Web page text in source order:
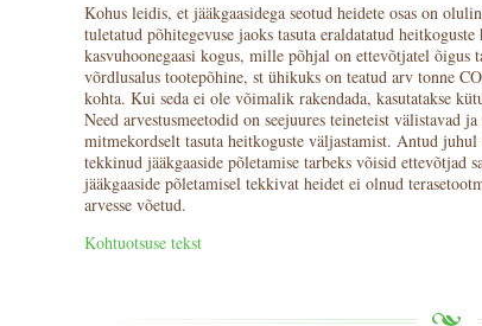
Kohus leidis, et jääkgaasidega seotud heidete osas on
tuletatud põhitegevuse jaoks tasuta eraldatatud
kasvuhoonegaasi kogus, mille põhjal on ettevõtjatel õigus
võrdlusalus tootepõhine, st ühikuks on teatud arv tonne
kohta. Kui seda ei ole võimalik rakendada, kasutatakse
Need arvestusmeetodid on seejuures teineteist välistavad
mitmekordselt tasuta heitkoguste väljastamist. Antud juhul
tekkinud jääkgaaside põletamise tarbeks võisid ettevõtjad
jääkgaaside põletamisel tekkivat heidet ei olnud
arvesse võetud.
Kohtuotsuse tekst